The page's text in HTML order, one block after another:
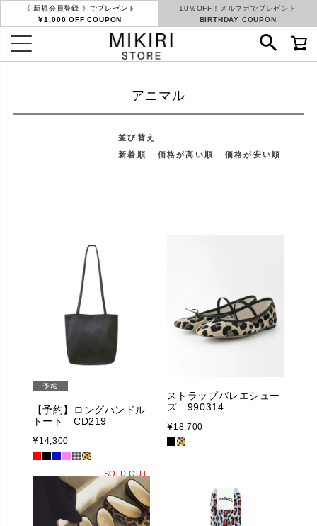
《 新規会員登録 》でプレゼント
￥1,000 OFF COUPON
10％OFF！メルマガでプレゼント
BIRTHDAY COUPON
アニマル
並び替え
新着順
価格が高い順 価格が安い順
【予約】ロングハンドル
トート CD219
¥14,300
SOLD OUT
ストラップバレエシュー
ズ 990314
¥18,700